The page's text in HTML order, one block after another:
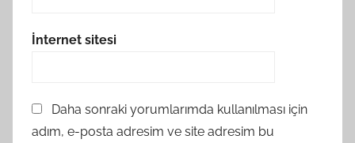
İnternet sitesi
Daha sonraki yorumlarımda kullanılması için
adım, e-posta adresim ve site adresim bu